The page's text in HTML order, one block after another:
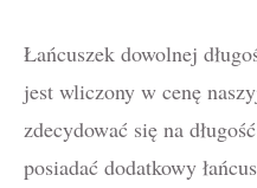
Łańcuszek dowolnej
jest wliczony w cenę
zdecydować się na
posiadać dodatkowy